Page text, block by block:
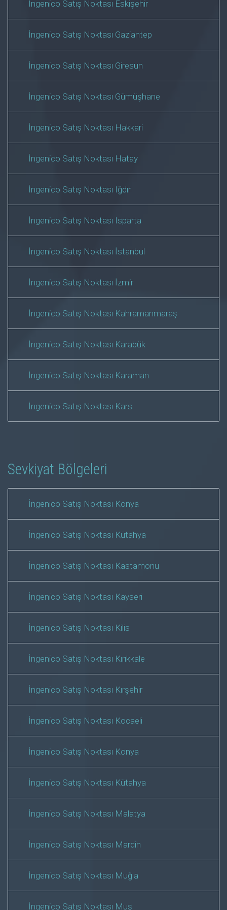
İngenico Satış Noktası Eskişehir
İngenico Satış Noktası Gaziantep
İngenico Satış Noktası Giresun
İngenico Satış Noktası Gümüşhane
İngenico Satış Noktası Hakkari
İngenico Satış Noktası Hatay
İngenico Satış Noktası Iğdır
İngenico Satış Noktası Isparta
İngenico Satış Noktası İstanbul
İngenico Satış Noktası İzmir
İngenico Satış Noktası Kahramanmaraş
İngenico Satış Noktası Karabük
İngenico Satış Noktası Karaman
İngenico Satış Noktası Kars
Sevkiyat Bölgeleri
İngenico Satış Noktası Konya
İngenico Satış Noktası Kütahya
İngenico Satış Noktası Kastamonu
İngenico Satış Noktası Kayseri
İngenico Satış Noktası Kilis
İngenico Satış Noktası Kırıkkale
İngenico Satış Noktası Kırşehir
İngenico Satış Noktası Kocaeli
İngenico Satış Noktası Konya
İngenico Satış Noktası Kütahya
İngenico Satış Noktası Malatya
İngenico Satış Noktası Mardin
İngenico Satış Noktası Muğla
İngenico Satış Noktası Muş